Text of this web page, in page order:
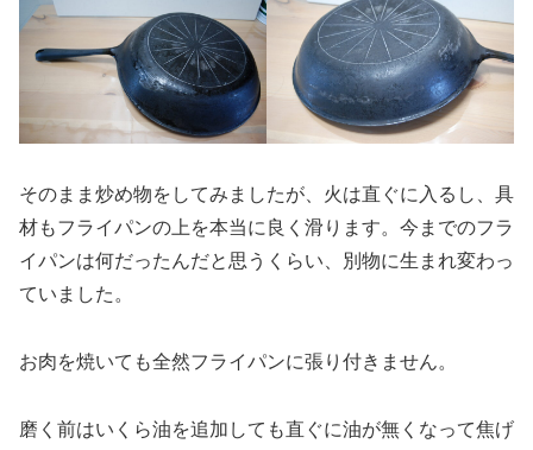
そのまま炒め物をしてみましたが、火は直ぐに入るし、具
材もフライパンの上を本当に良く滑ります。今までのフラ
イパンは何だったんだと思うくらい、別物に生まれ変わっ
ていました。
お肉を焼いても全然フライパンに張り付きません。
磨く前はいくら油を追加しても直ぐに油が無くなって焦げ